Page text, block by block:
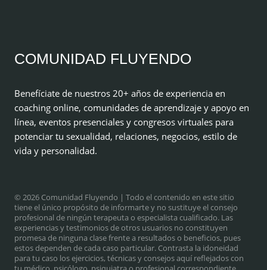
COMUNIDAD FLUYENDO
Benefíciate de nuestros 20+ años de experiencia en
coaching online, comunidades de aprendizaje y apoyo en
línea, eventos presenciales y congresos virtuales para
potenciar tu sexualidad, relaciones, negocios, estilo de
vida y personalidad.
© 2026 Comunidad Fluyendo | Todo el contenido en este sitio
tiene el único propósito de informarte y no sustituye el consejo
profesional de ningún terapeuta o especialista cualificado. Las
experiencias y testimonios de otros usuarios no constituyen
promesa de ninguna clase frente a resultados o beneficios, pues
estos dependen de cada caso particular. Contrasta la idoneidad
para tu caso los ejercicios, técnicas y consejos aquí reflejados con